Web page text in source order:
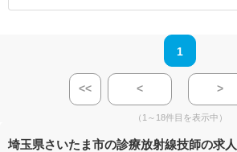
1
<< < >
（1～18件目を表示中）
埼玉県さいたま市の診療放射線技師の求